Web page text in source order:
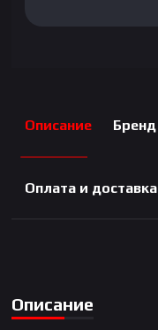
Описание Бренд
Оплата и доставка
Описание